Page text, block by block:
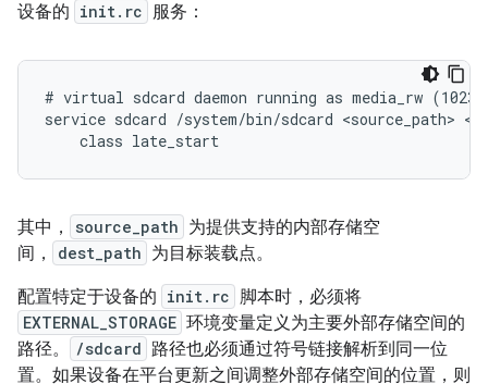
设备的 init.rc 服务：
# virtual sdcard daemon running as media_rw (1023)
service sdcard /system/bin/sdcard <source_path>
其中， source_path 为提供支持的内部存储空
间，
dest_path 为目标装载点。
配置特定于设备的 init.rc 脚本时，必须将
EXTERNAL_STORAGE 环境变量定义为主要外部存储空间的
路径。
/sdcard 路径也必须通过符号链接解析到同一位
置。如果设备在平台更新之间调整外部存储空间的位置，则